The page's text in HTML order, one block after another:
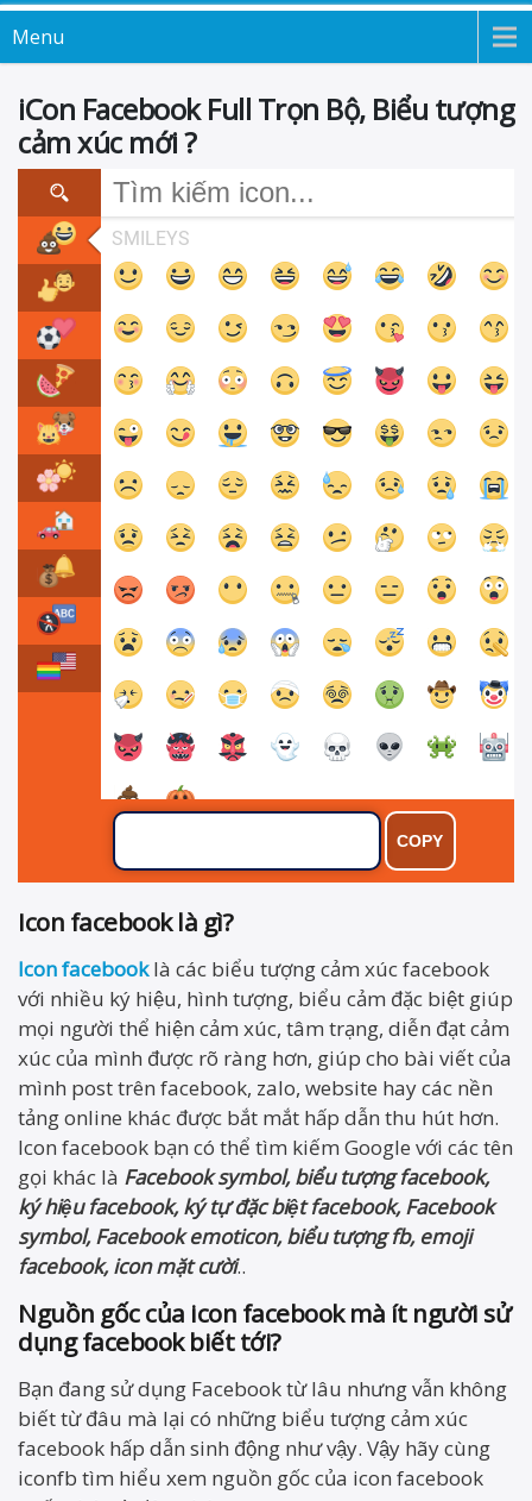
Menu
iCon Facebook Full Trọn Bộ, Biểu tượng
cảm xúc mới ?
Icon facebook là gì?
Icon facebooklà các biểu tượng cảm xúc facebook
với nhiều ký hiệu, hình tượng, biểu cảm đặc biệt giúp
mọi người thể hiện cảm xúc, tâm trạng, diễn đạt cảm
xúc của mình được rõ ràng hơn, giúp cho bài viết của
mình post trên facebook, zalo, website hay các nền
tảng online khác được bắt mắt hấp dẫn thu hút hơn.
Icon facebook bạn có thể tìm kiếm Google với các tên
gọi khác là Facebook symbol, biểu tượng facebook,
ký hiệu facebook, ký tự đặc biệt facebook, Facebook
symbol, Facebook emoticon, biểu tượng fb, emoji
facebook, icon mặt cười..
Nguồn gốc của icon facebook mà ít người sử
dụng facebook biết tới?
Bạn đang sử dụng Facebook từ lâu nhưng vẫn không
biết từ đâu mà lại có những biểu tượng cảm xúc
facebook hấp dẫn sinh động như vậy. Vậy hãy cùng
iconfb tìm hiểu xem nguồn gốc của icon facebook